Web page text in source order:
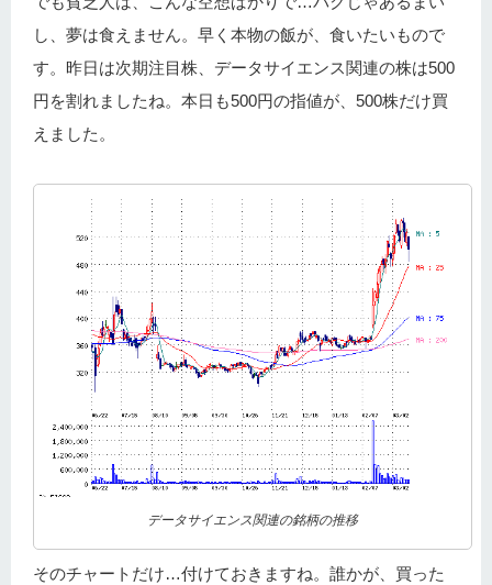
し、夢は食えません。早く本物の飯が、食いたいもので
す。昨日は次期注目株、データサイエンス関連の株は500
円を割れましたね。本日も500円の指値が、500株だけ買
えました。
データサイエンス関連の銘柄の推移
そのチャートだけ…付けておきますね。誰かが、買った